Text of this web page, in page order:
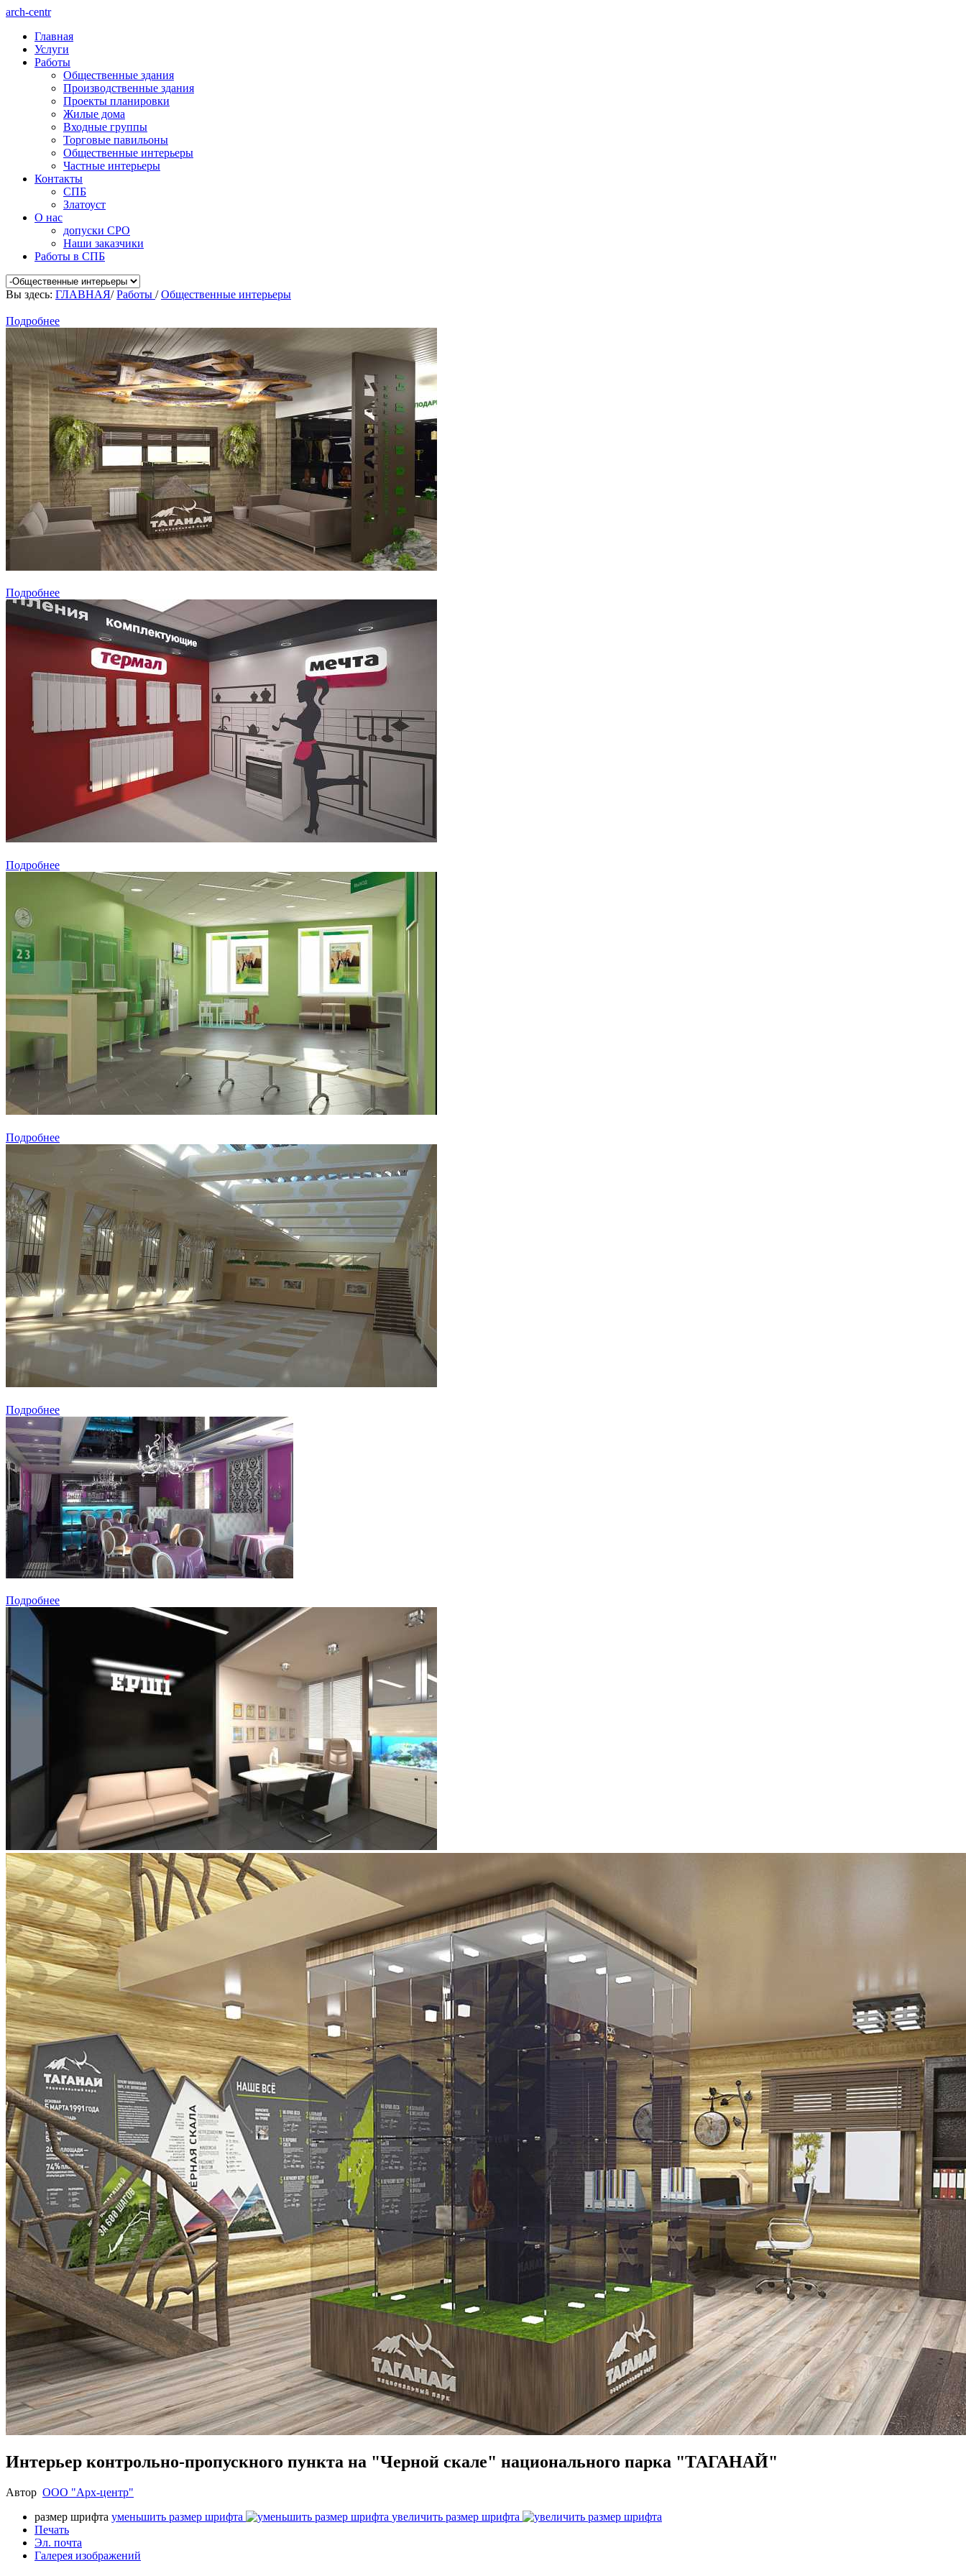
arch-centr
Главная
Услуги
Работы
Общественные здания
Производственные здания
Проекты планировки
Жилые дома
Входные группы
Торговые павильоны
Общественные интерьеры
Частные интерьеры
Контакты
СПБ
Златоуст
О нас
допуски СРО
Наши заказчики
Работы в СПБ
Вы здесь: ГЛАВНАЯ/Работы /Общественные интерьеры
Подробнее
Подробнее
Подробнее
Подробнее
Подробнее
Подробнее
Интерьер контрольно-пропускного пункта на "Черной скале" национального парка "ТАГАНАЙ"
Автор ООО "Арх-центр"
размер шрифта уменьшить размер шрифта
увеличить размер шрифта
Печать
Эл. почта
Галерея изображений